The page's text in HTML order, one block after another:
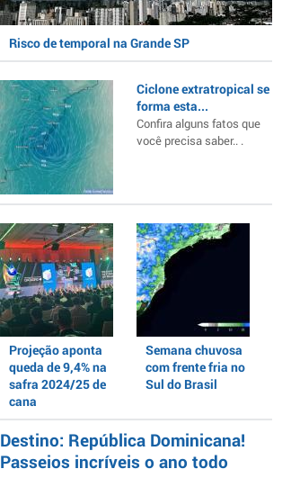
Risco de temporal na Grande SP
Ciclone extratropical se
forma esta...
Confira alguns fatos que
você precisa saber.. .
Projeção aponta
queda de 9,4% na
safra 2024/25 de
cana
Semana chuvosa
com frente fria no
Sul do Brasil
Destino: República Dominicana!
Passeios incríveis o ano todo